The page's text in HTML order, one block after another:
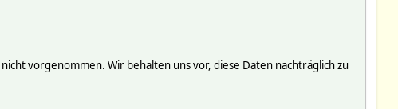
vorgenommen. Wir behalten uns vor, diese Daten nachträglich zu